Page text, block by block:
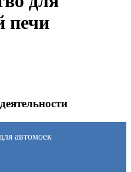
печи
автомоек